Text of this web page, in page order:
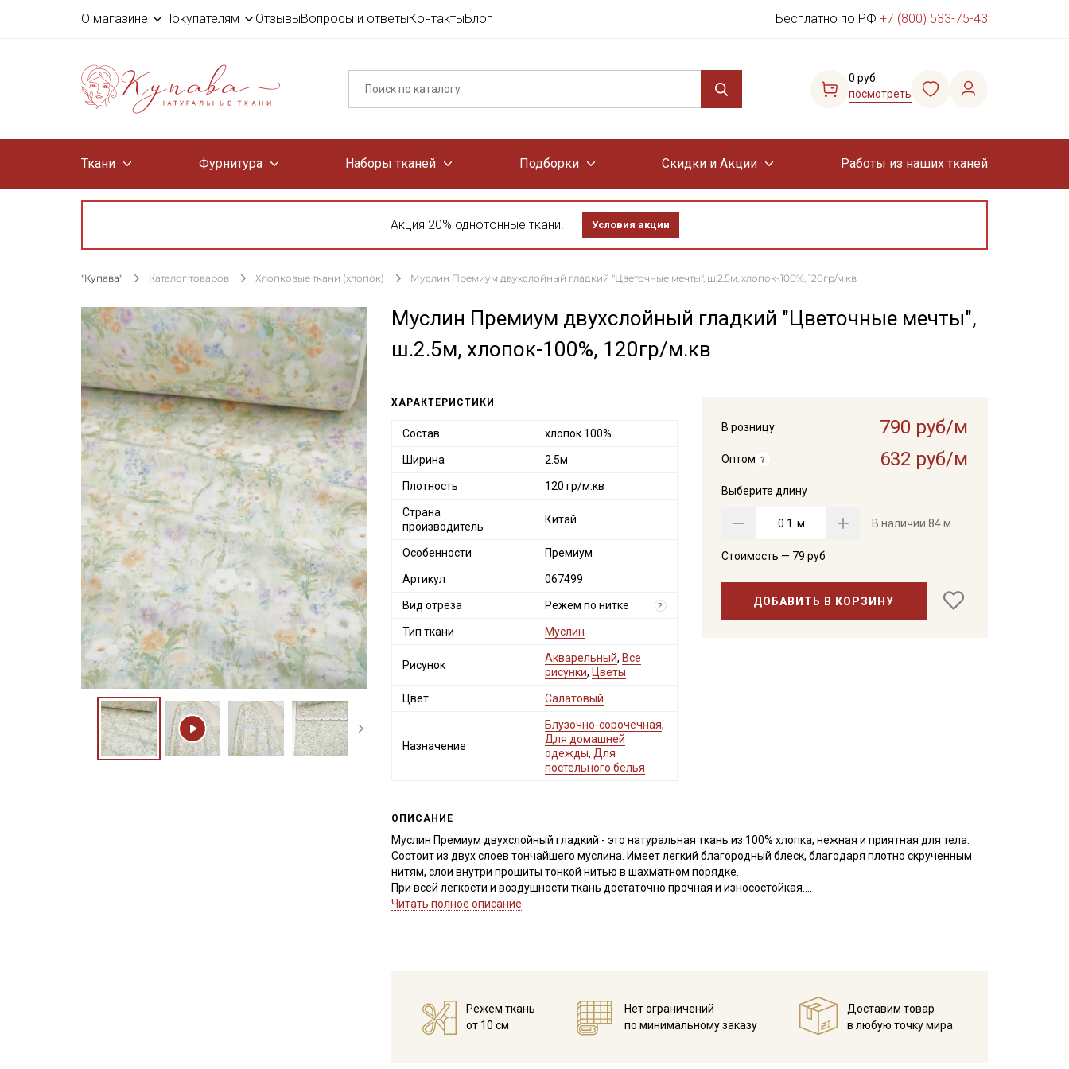
О магазине Покупателям ОтзывыВопросы и ответыКонтактыБлог Бесплатно по РФ +7 (800) 533-75-43
0 руб.
посмотреть
Ткани Фурнитура Наборы тканей Подборки Скидки и Акции Работы из наших тканей
Акция 20% однотонные ткани! Условия акции
"Купава" Каталог товаров Хлопковые ткани (хлопок) Муслин Премиум двухслойный гладкий "Цветочные мечты", ш.2.5м, хлопок-100%, 120гр/м.кв
Муслин Премиум двухслойный гладкий "Цветочные мечты",
ш.2.5м, хлопок-100%, 120гр/м.кв
В розницу 790 руб/м
Оптом 632 руб/м
Выберите длину
м В наличии 84 м
Стоимость — 79 руб
ДОБАВИТЬ В КОРЗИНУ
ХАРАКТЕРИСТИКИ
Состав хлопок 100%
Ширина 2.5м
Плотность 120 гр/м.кв
Страна
производитель
Китай
Особенности Премиум
Артикул 067499
Вид отреза Режем по нитке ?
Тип ткани Муслин
Рисунок
Акварельный, Все
рисунки, Цветы
Цвет Салатовый
Назначение
Блузочно-сорочечная,
Для домашней
одежды, Для
постельного белья
ОПИСАНИЕ
Муслин Премиум двухслойный гладкий - это натуральная ткань из 100% хлопка, нежная и приятная для тела.
Состоит из двух слоев тончайшего муслина. Имеет легкий благородный блеск, благодаря плотно скрученным
нитям, слои внутри прошиты тонкой нитью в шахматном порядке.
При всей легкости и воздушности ткань достаточно прочная и износостойкая.
Муслин Премиум отлично подходит для пошива взрослой и детской одежды, домашнего текстиля (благодаря
- запрещены отбеливатели
- сушить в подвешенном и расправленном состоянии.
Читать полное описание
Режем ткань
от 10 см
Нет ограничений
по минимальному заказу
Доставим товар
в любую точку мира